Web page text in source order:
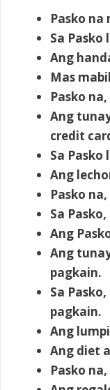
Pasko
Sa Pasko
Ang
Mas
Pasko
Ang
credit
Sa Pasko
Ang
Pasko
Sa
Ang
Ang
pagkain.
Sa
pagkain.
Ang
Ang diet
Pasko